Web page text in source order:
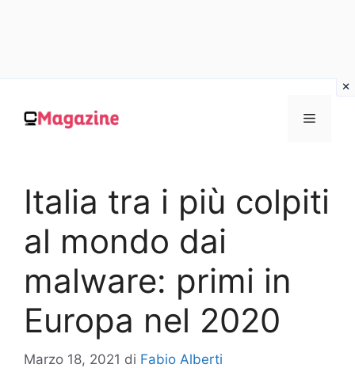
contenuto
MENU
Italia tra i più colpiti
al mondo dai
malware: primi in
Europa nel 2020
Marzo 18, 2021 di Fabio Alberti